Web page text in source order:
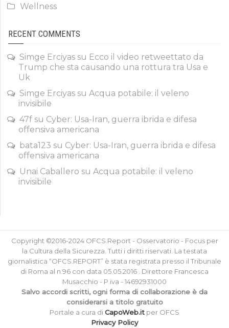
Wellness
RECENT COMMENTS
Simge Erciyas su Ecco il video retweettato da
Trump che sta causando una rottura tra Usa e
Uk
Simge Erciyas su Acqua potabile: il veleno
invisibile
47f su Cyber: Usa-Iran, guerra ibrida e difesa
offensiva americana
bata123 su Cyber: Usa-Iran, guerra ibrida e difesa
offensiva americana
Unai Caballero su Acqua potabile: il veleno
invisibile
Copyright ©2016-2024 OFCS.Report - Osservatorio - Focus per
la Cultura della Sicurezza. Tutti i diritti riservati. La testata
giornalistica “OFCS.REPORT” è stata registrata presso il Tribunale
di Roma al n.96 con data 05.05.2016 . Direttore Francesca
Musacchio - P.iva - 14692931000
Salvo accordi scritti, ogni forma di collaborazione è da
considerarsi a titolo gratuito
Portale a cura diCapoWeb.it per OFCS
Privacy Policy